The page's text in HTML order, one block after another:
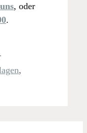
, oder
.
,